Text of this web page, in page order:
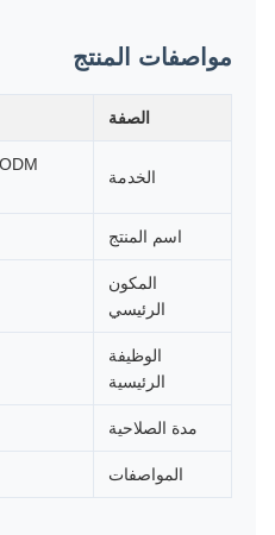
مواصفات المنتج
الصفة
الخدمة
اسم المنتج
المكون
الرئيسي
الوظيفة
الرئيسية
مدة الصلاحية
المواصفات